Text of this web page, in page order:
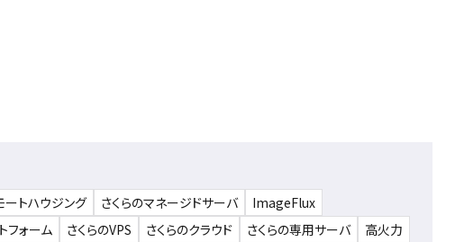
ートハウジング さくらのマネージドサーバ
ImageFlux
フォーム さくらのVPS さくらのクラウド さくらの専用サーバ
高火力